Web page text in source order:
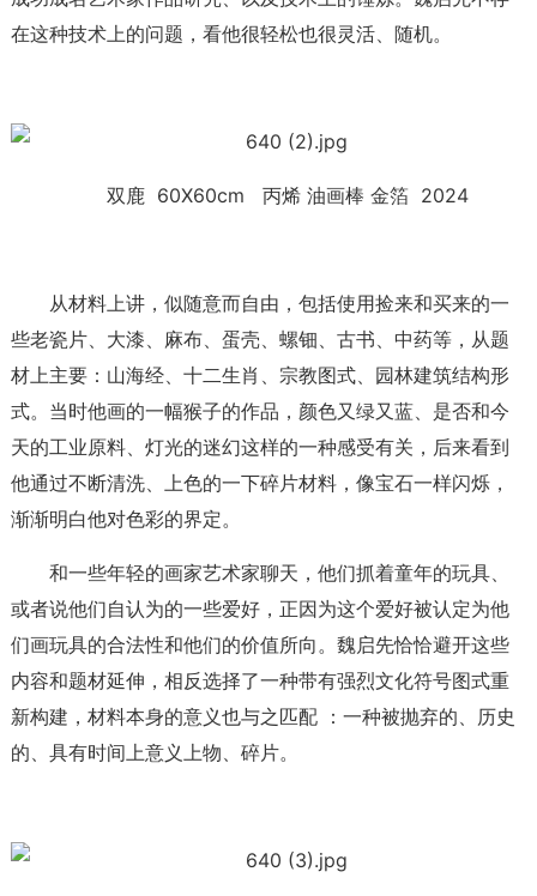
在这种技术上的问题，看他很轻松也很灵活、随机。
双鹿 60X60cm 丙烯 油画棒 金箔 2024
从材料上讲，似随意而自由，包括使用捡来和买来的一
些老瓷片、大漆、麻布、蛋壳、螺钿、古书、中药等，从题
材上主要：山海经、十二生肖、宗教图式、园林建筑结构形
式。当时他画的一幅猴子的作品，颜色又绿又蓝、是否和今
天的工业原料、灯光的迷幻这样的一种感受有关，后来看到
他通过不断清洗、上色的一下碎片材料，像宝石一样闪烁，
渐渐明白他对色彩的界定。
和一些年轻的画家艺术家聊天，他们抓着童年的玩具、
或者说他们自认为的一些爱好，正因为这个爱好被认定为他
们画玩具的合法性和他们的价值所向。魏启先恰恰避开这些
内容和题材延伸，相反选择了一种带有强烈文化符号图式重
新构建，材料本身的意义也与之匹配 ：一种被抛弃的、历史
的、具有时间上意义上物、碎片。